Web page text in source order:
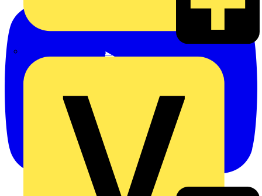
eldis electro distributor GmbH